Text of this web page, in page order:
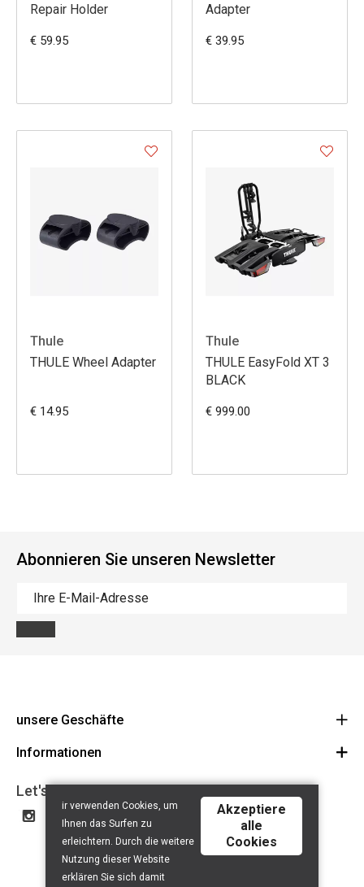
Repair Holder
€ 59.95
Adapter
€ 39.95
Thule
THULE Wheel Adapter
€ 14.95
Thule
THULE EasyFold XT 3
BLACK
€ 999.00
Abonnieren Sie unseren Newsletter
unsere Geschäfte
Cycles Arnold Kontz Gare / Bonnevoie
+352 40 96 74 214 / +352 40 96 74 215
LU 24502609
Informationen
Allgemeine Geschäftsbedingungen
Haftungsausschluss
Datenschutzerklärung
Let's get social
ir verwenden Cookies, um
Ihnen das Surfen zu
erleichtern. Durch die weitere
Nutzung dieser Website
erklären Sie sich damit
Akzeptiere
alle
Cookies